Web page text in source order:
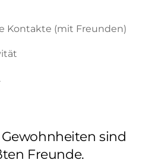
Kontakte (mit Freunden)
sind
Freunde.